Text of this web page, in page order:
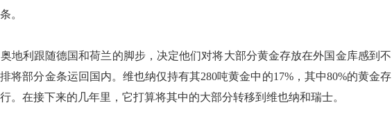
。
地利跟随德国和荷兰的脚步，决定他们对将大部分黄金存放在外国金库感到不
将部分金条运回国内。维也纳仅持有其280吨黄金中的17%，其中80%的黄金存
。在接下来的几年里，它打算将其中的大部分转移到维也纳和瑞士。